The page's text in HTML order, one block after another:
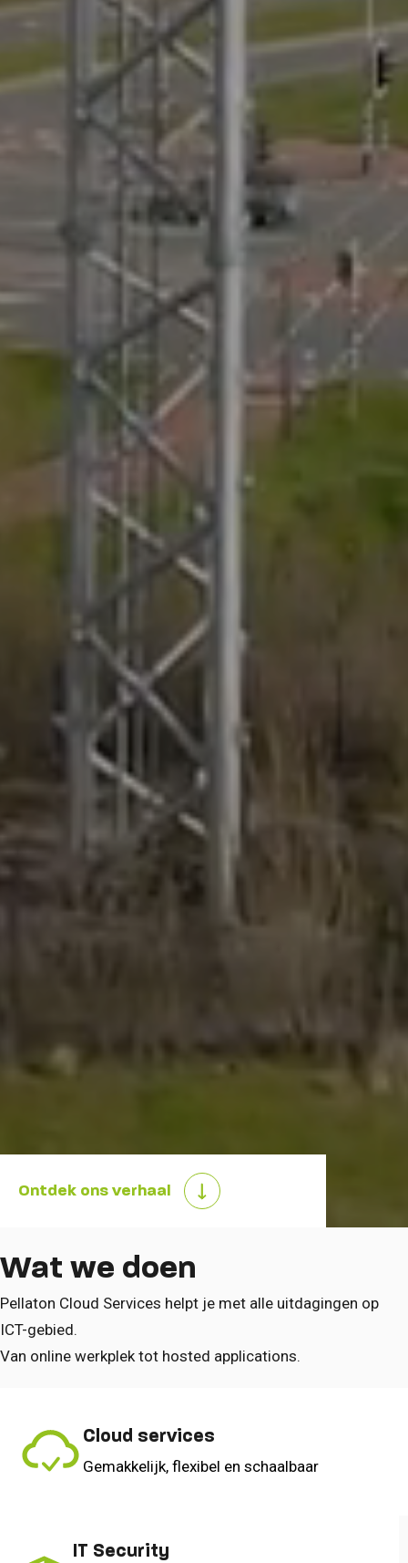
Ontdek ons verhaal
Wat we doen
Pellaton Cloud Services helpt je met alle uitdagingen op
ICT-gebied.
Van online werkplek tot hosted applications.
Cloud services
Gemakkelijk, flexibel en schaalbaar
IT Security